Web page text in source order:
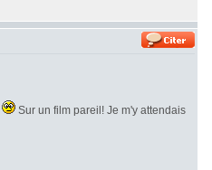
Sur un film pareil! Je m'y attendais